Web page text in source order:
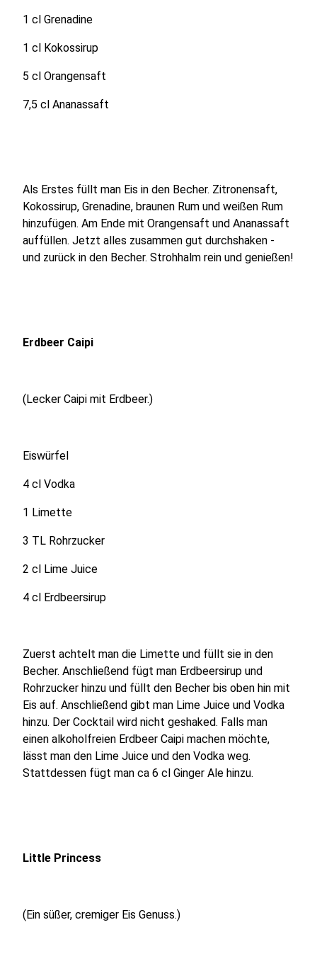
1 cl Grenadine
1 cl Kokossirup
5 cl Orangensaft
7,5 cl Ananassaft
Als Erstes füllt man Eis in den Becher. Zitronensaft,
Kokossirup, Grenadine, braunen Rum und weißen Rum
hinzufügen. Am Ende mit Orangensaft und Ananassaft
auffüllen. Jetzt alles zusammen gut durchshaken -
und zurück in den Becher. Strohhalm rein und genießen!
Erdbeer Caipi
(Lecker Caipi mit Erdbeer.)
Eiswürfel
4 cl Vodka
1 Limette
3 TL Rohrzucker
2 cl Lime Juice
4 cl Erdbeersirup
Zuerst achtelt man die Limette und füllt sie in den
Becher. Anschließend fügt man Erdbeersirup und
Rohrzucker hinzu und füllt den Becher bis oben hin mit
Eis auf. Anschließend gibt man Lime Juice und Vodka
hinzu. Der Cocktail wird nicht geshaked. Falls man
einen alkoholfreien Erdbeer Caipi machen möchte,
lässt man den Lime Juice und den Vodka weg.
Stattdessen fügt man ca 6 cl Ginger Ale hinzu.
Little Princess
(Ein süßer, cremiger Eis Genuss.)